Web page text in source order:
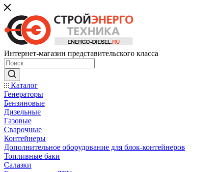
Интернет-магазин представительского класса
Каталог
Генераторы
Бензиновые
Дизельные
Газовые
Сварочные
Контейнеры
Дополнительное оборудование для блок-контейнеров
Топливные баки
Салазки